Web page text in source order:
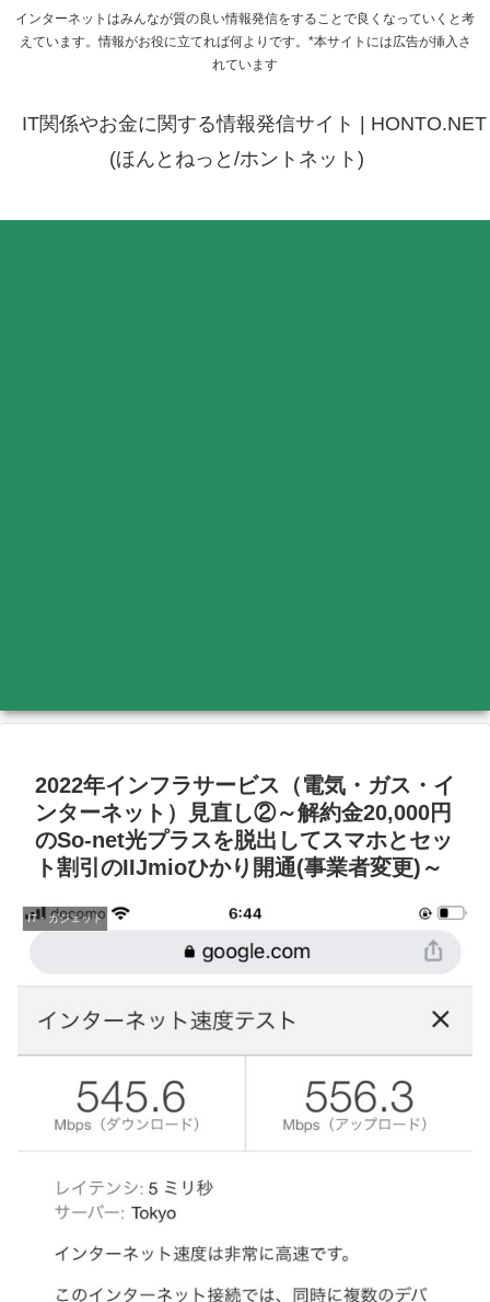
インターネットはみんなが質の良い情報発信をすることで良くなっていくと考
えています。情報がお役に立てれば何よりです。*本サイトには広告が挿入さ
れています
IT関係やお金に関する情報発信サイト | HONTO.NET
(ほんとねっと/ホントネット)
2022年インフラサービス（電気・ガス・イ
ンターネット）見直し②～解約金20,000円
のSo-net光プラスを脱出してスマホとセッ
ト割引のIIJmioひかり開通(事業者変更)～
IT・ガジェット